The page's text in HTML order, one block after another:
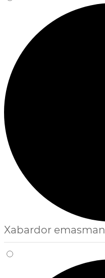
Xabardor emasman